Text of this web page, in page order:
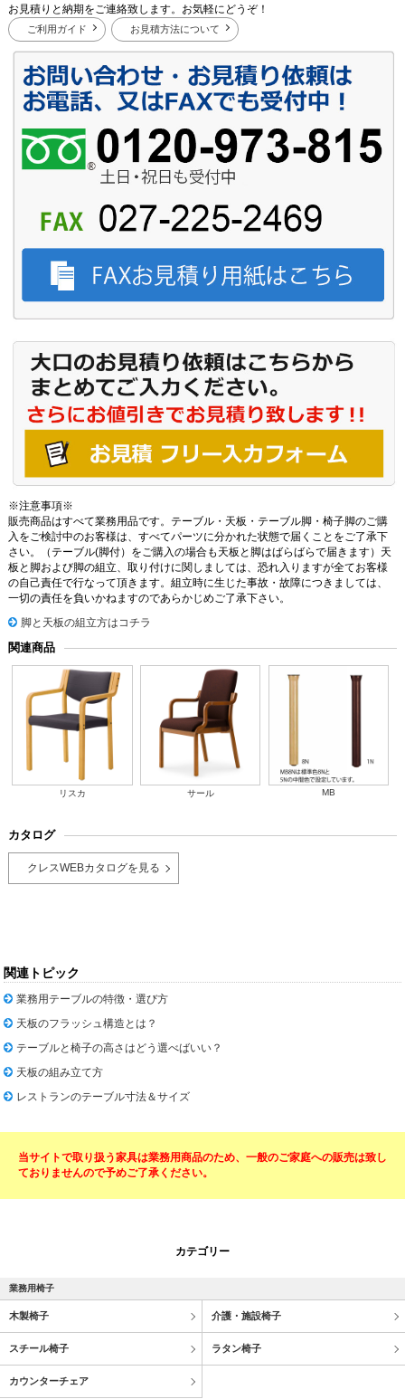
お見積りと納期をご連絡致します。お気軽にどうぞ！
ご利用ガイド お見積方法について
※注意事項※
販売商品はすべて業務用品です。テーブル・天板・テーブル脚・椅子脚のご購
入をご検討中のお客様は、すべてパーツに分かれた状態で届くことをご了承下
さい。（テーブル(脚付）をご購入の場合も天板と脚はばらばらで届きます）天
板と脚および脚の組立、取り付けに関しましては、恐れ入りますが全てお客様
の自己責任で行なって頂きます。組立時に生じた事故・故障につきましては、
一切の責任を負いかねますのであらかじめご了承下さい。
脚と天板の組立方はコチラ
関連商品
リスカ サール MB
カタログ
クレスWEBカタログを見る
関連トピック
業務用テーブルの特徴・選び方
天板のフラッシュ構造とは？
テーブルと椅子の高さはどう選べばいい？
天板の組み立て方
レストランのテーブル寸法＆サイズ
当サイトで取り扱う家具は業務用商品のため、一般のご家庭への販売は致し
ておりませんので予めご了承ください。
カテゴリー
業務用椅子
木製椅子 介護・施設椅子
スチール椅子 ラタン椅子
カウンターチェア